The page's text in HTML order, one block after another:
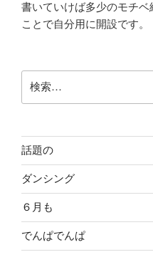
書いていけば多少のモチベ
ことで自分用に開設です。
索:
話題の
ダンシング
６月も
でんぱでんぱ